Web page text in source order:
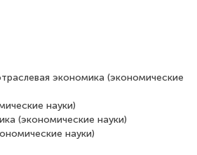
экономика (экономические
науки)
(экономические науки)
науки)